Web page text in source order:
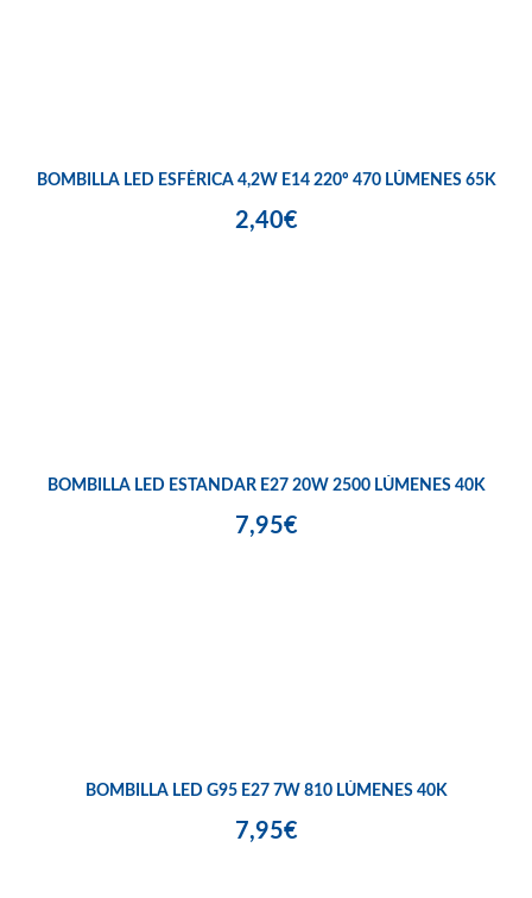
BOMBILLA LED ESFÉRICA 4,2W E14 220º 470 LÚMENES 65K
2,40€
BOMBILLA LED ESTANDAR E27 20W 2500 LÚMENES 40K
7,95€
BOMBILLA LED G95 E27 7W 810 LÚMENES 40K
7,95€